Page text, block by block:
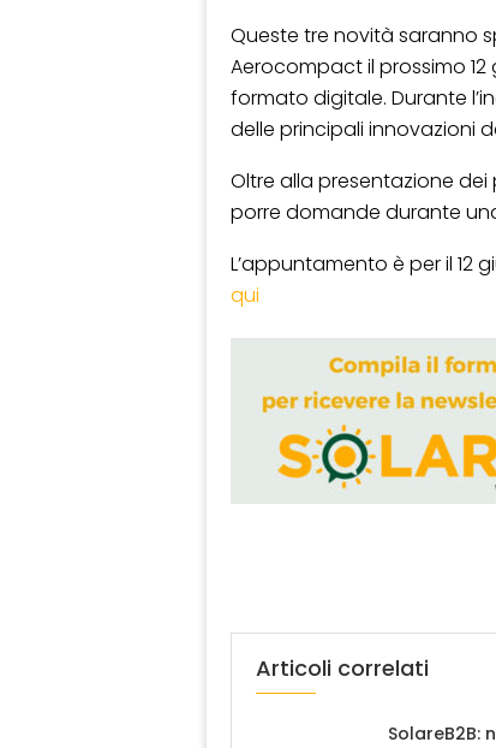
Queste tre novità saranno
Aerocompact il prossimo
formato digitale. Durante
delle principali innovazioni
Oltre alla presentazione
porre domande durante
L’appuntamento è per il 12
qui
Articoli correlati
SolareB2B: